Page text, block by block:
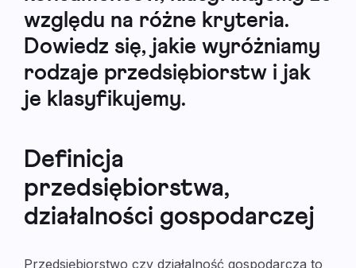
względu na różne kryteria.
Dowiedz się, jakie wyróżniamy
rodzaje przedsiębiorstw i jak
je klasyfikujemy.
Definicja
przedsiębiorstwa,
działalności gospodarczej
Przedsiębiorstwo czy działalność gospodarcza to